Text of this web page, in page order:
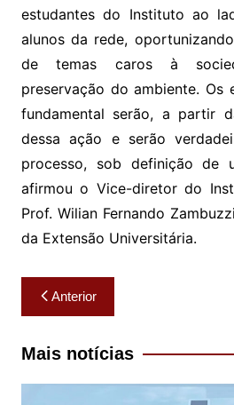
estudantes do Instituto ao
alunos da rede,
de temas caros à
preservação do ambiente. Os
fundamental serão, a partir
dessa ação e serão
processo, sob definição de
afirmou o Vice-diretor do
Prof. Wilian Fernando
da Extensão Universitária.
Navegação
de
Post
Anterior
Mais notícias